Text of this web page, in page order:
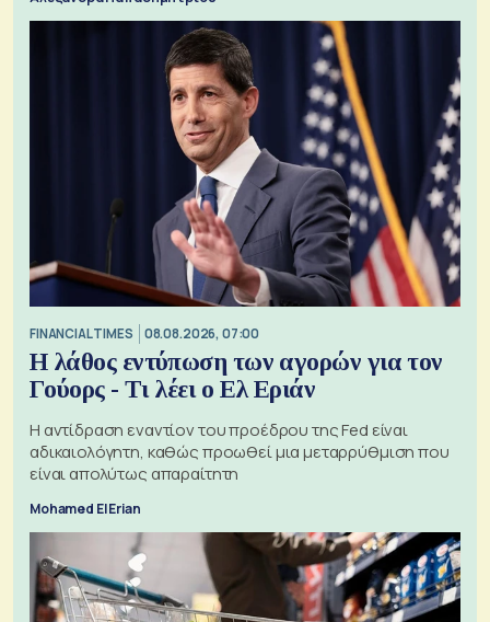
FINANCIAL TIMES 08.08.2026, 07:00
Η λάθος εντύπωση των αγορών για τον
Γούορς - Τι λέει ο Ελ Εριάν
Η αντίδραση εναντίον του προέδρου της Fed είναι
αδικαιολόγητη, καθώς προωθεί μια μεταρρύθμιση που
είναι απολύτως απαραίτητη
Mohamed El Erian